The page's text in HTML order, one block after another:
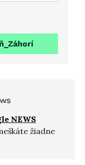
NEWS
žiadne